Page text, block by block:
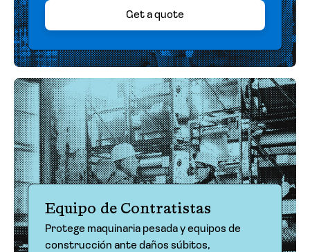
Get a quote
Equipo de Contratistas
Protege maquinaria pesada y equipos de
construcción ante daños súbitos,